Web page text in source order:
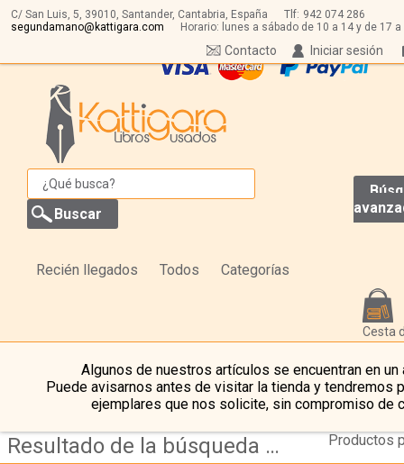
C/ San Luis, 5, 39010, Santander, Cantabria, España Tlf: 942 074 286
segundamano@kattigara.com
Horario: lunes a sábado de 10 a 14 y de 17 a
Iniciar sesión
Contacto
Recién llegados Todos Categorías
Cesta
Algunos de nuestros artículos se encuentran en un
Puede avisarnos antes de visitar la tienda y tendremos
ejemplares que nos solicite, sin compromiso de
Resultado de la búsqueda de coleccion novela historica
Productos